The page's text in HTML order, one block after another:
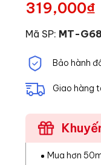
319,000₫
Mã SP: MT-
Bảo hành
Giao hàng
Mua hơn